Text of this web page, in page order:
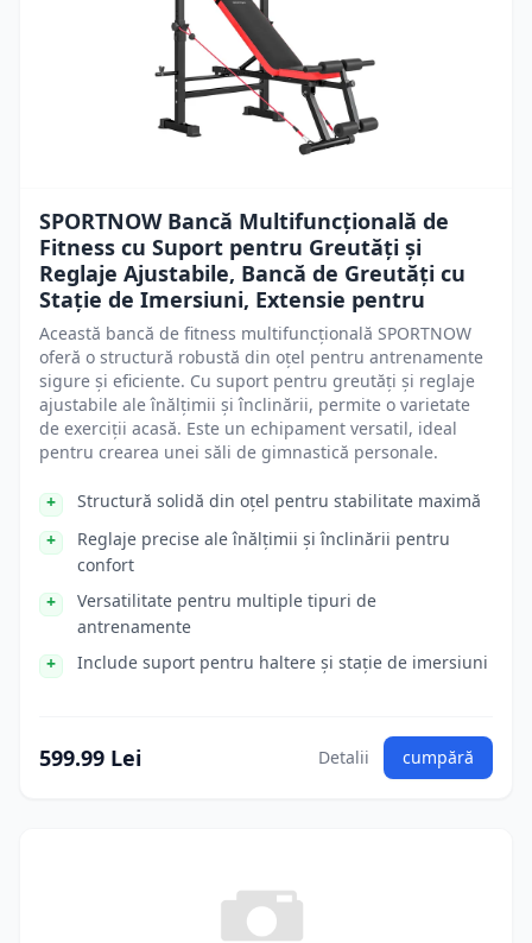
SPORTNOW Bancă Multifuncțională de
Fitness cu Suport pentru Greutăți și
Reglaje Ajustabile, Bancă de Greutăți cu
Stație de Imersiuni, Extensie pentru
Această bancă de fitness multifuncțională SPORTNOW
oferă o structură robustă din oțel pentru antrenamente
sigure și eficiente. Cu suport pentru greutăți și reglaje
ajustabile ale înălțimii și înclinării, permite o varietate
de exerciții acasă. Este un echipament versatil, ideal
pentru crearea unei săli de gimnastică personale.
Structură solidă din oțel pentru stabilitate maximă
Reglaje precise ale înălțimii și înclinării pentru
confort
Versatilitate pentru multiple tipuri de
antrenamente
Include suport pentru haltere și stație de imersiuni
599.99 Lei Detalii cumpără